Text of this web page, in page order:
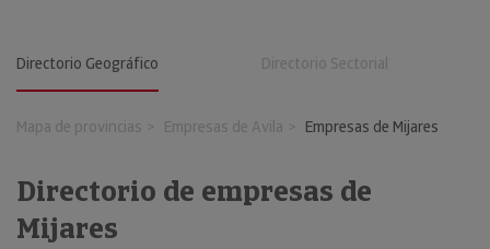
Directorio Geográfico Directorio Sectorial
Mapa de provincias Empresas de Avila Empresas de Mijares
Directorio de empresas de
Mijares